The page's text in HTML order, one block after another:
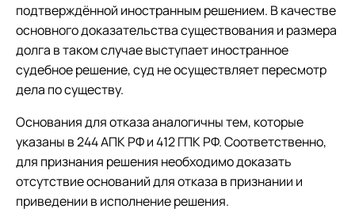
подтверждённой иностранным решением. В качестве
основного доказательства существования и размера
долга в таком случае выступает иностранное
судебное решение, суд не осуществляет пересмотр
дела по существу.
Основания для отказа аналогичны тем, которые
указаны в 244 АПК РФ и 412 ГПК РФ. Соответственно,
для признания решения необходимо доказать
отсутствие оснований для отказа в признании и
приведении в исполнение решения.